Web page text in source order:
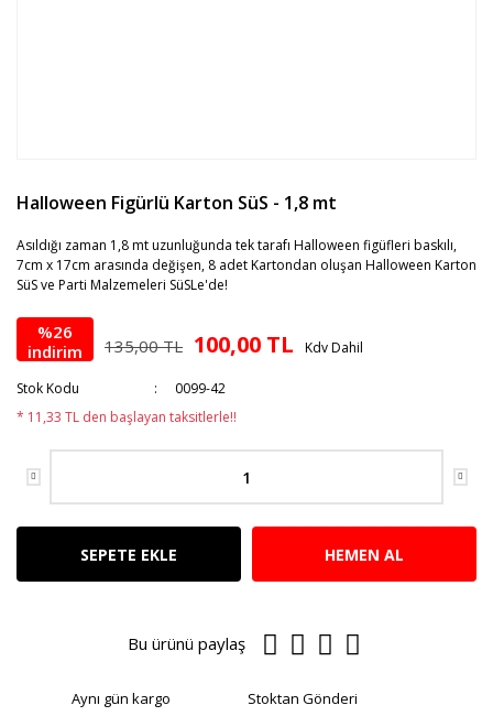
Halloween Figürlü Karton SüS - 1,8 mt
Asıldığı zaman 1,8 mt uzunluğunda tek tarafı Halloween figüfleri baskılı,
7cm x 17cm arasında değişen, 8 adet Kartondan oluşan Halloween Karton
SüS ve Parti Malzemeleri SüSLe'de!
%26
indirim
135,00 TL 100,00 TL Kdv Dahil
Stok Kodu
0099-42
* 11,33 TL den başlayan taksitlerle!!
SEPETE EKLE HEMEN AL
Bu ürünü paylaş
Aynı gün kargo Stoktan Gönderi